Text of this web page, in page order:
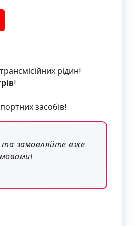
рідин!
!
засобів!
та замовляйте вже